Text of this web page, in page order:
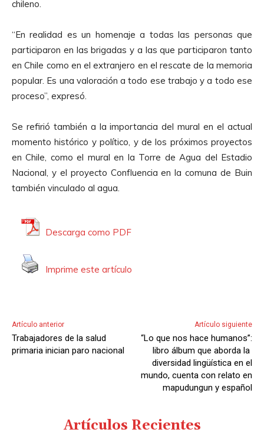
u
o
r
d
e
u
d
i
o
chileno.
“En realidad es un homenaje a todas las personas que
participaron en las brigadas y a las que participaron tanto
en Chile como en el extranjero en el rescate de la memoria
popular. Es una valoración a todo ese trabajo y a todo ese
proceso”, expresó.
Se refirió también a la importancia del mural en el actual
momento histórico y político, y de los próximos proyectos
en Chile, como el mural en la Torre de Agua del Estadio
Nacional, y el proyecto Confluencia en la comuna de Buin
también vinculado al agua.
Descarga como PDF
Imprime este artículo
Artículo anterior
Trabajadores de la salud
primaria inician paro nacional
Artículo siguiente
“Lo que nos hace humanos”:
libro álbum que aborda la
diversidad lingüística en el
mundo, cuenta con relato en
mapudungun y español
Artículos Recientes